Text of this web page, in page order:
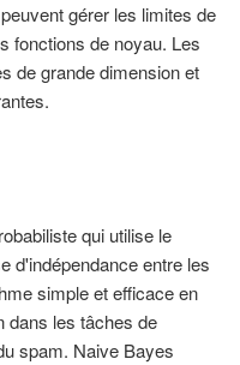
gérer les limites de
fonctions de noyau. Les
de grande dimension et
qui utilise le
d'indépendance entre les
simple et efficace en
dans les tâches de
spam. Naive Bayes